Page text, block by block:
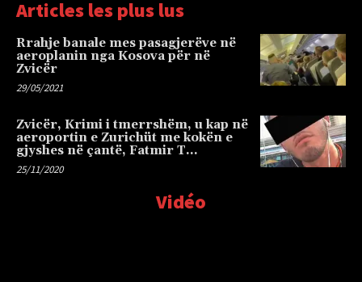
Articles les plus lus
Rrahje banale mes pasagjerëve në
aeroplanin nga Kosova për në
Zvicër
29/05/2021
Zvicër, Krimi i tmerrshëm, u kap në
aeroportin e Zurichüt me kokën e
gjyshes në çantë, Fatmir T…
25/11/2020
Vidéo